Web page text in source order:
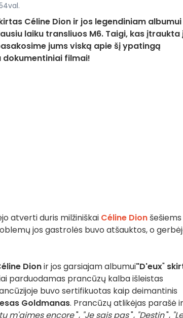
Céline Dion ir jos legendiniam albumui
laiku transliuos M6. Taigi, kas įtraukta
jums viską apie šį ypatingą
dokumentiniai filmai!
atverti duris milžiniškai Céline Dion
jos gastrolės buvo atšauktos, o
Dionir jos garsiajam albumui"D'eux"
parduodamas prancūzų kalba išleistas
buvo sertifikuotas kaip deimantinis
Goldmanas. Prancūzų atlikėjas parašė ir
m'aimes encore", "Je sais pas", "Destin", "Le